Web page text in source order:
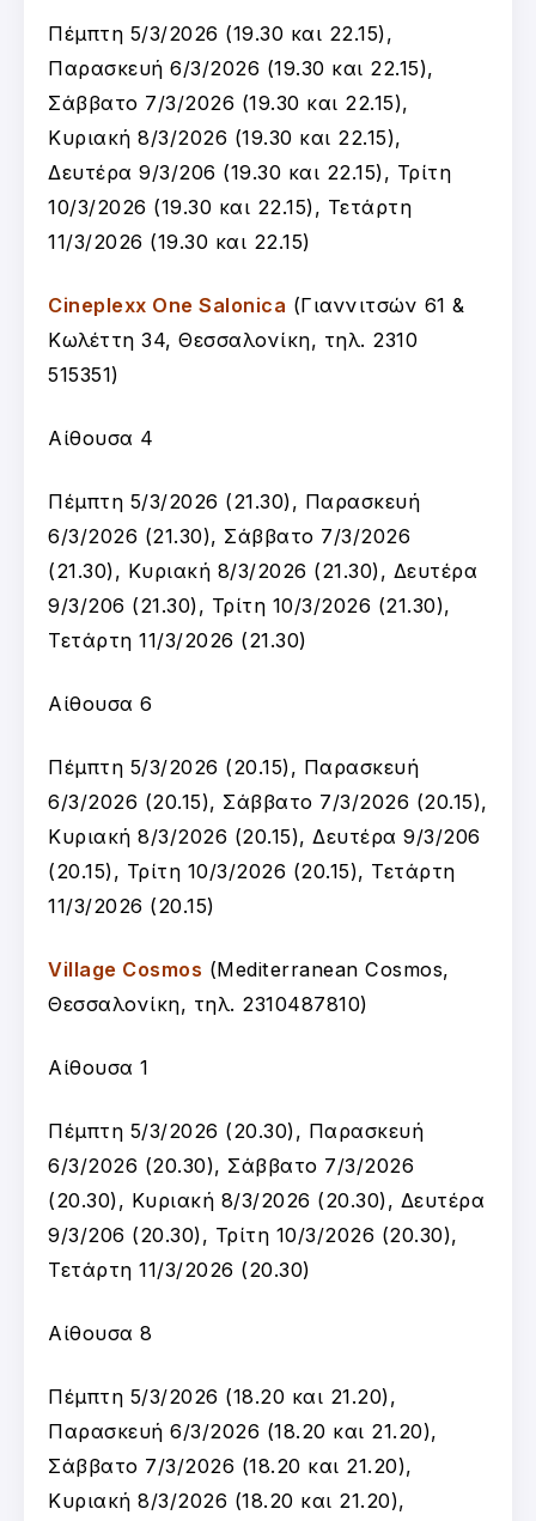
Πέμπτη 5/3/2026 (19.30 και 22.15),
Παρασκευή 6/3/2026 (19.30 και 22.15),
Σάββατο 7/3/2026 (19.30 και 22.15),
Κυριακή 8/3/2026 (19.30 και 22.15),
Δευτέρα 9/3/206 (19.30 και 22.15), Τρίτη
10/3/2026 (19.30 και 22.15), Τετάρτη
11/3/2026 (19.30 και 22.15)
Cineplexx One Salonica (Γιαννιτσών 61 &
Κωλέττη 34, Θεσσαλονίκη, τηλ. 2310
515351)
Αίθουσα 4
Πέμπτη 5/3/2026 (21.30), Παρασκευή
6/3/2026 (21.30), Σάββατο 7/3/2026
(21.30), Κυριακή 8/3/2026 (21.30), Δευτέρα
9/3/206 (21.30), Τρίτη 10/3/2026 (21.30),
Τετάρτη 11/3/2026 (21.30)
Αίθουσα 6
Πέμπτη 5/3/2026 (20.15), Παρασκευή
6/3/2026 (20.15), Σάββατο 7/3/2026 (20.15),
Κυριακή 8/3/2026 (20.15), Δευτέρα 9/3/206
(20.15), Τρίτη 10/3/2026 (20.15), Τετάρτη
11/3/2026 (20.15)
Village Cosmos (Mediterranean Cosmos,
Θεσσαλονίκη, τηλ. 2310487810)
Αίθουσα 1
Πέμπτη 5/3/2026 (20.30), Παρασκευή
6/3/2026 (20.30), Σάββατο 7/3/2026
(20.30), Κυριακή 8/3/2026 (20.30), Δευτέρα
9/3/206 (20.30), Τρίτη 10/3/2026 (20.30),
Τετάρτη 11/3/2026 (20.30)
Αίθουσα 8
Πέμπτη 5/3/2026 (18.20 και 21.20),
Παρασκευή 6/3/2026 (18.20 και 21.20),
Σάββατο 7/3/2026 (18.20 και 21.20),
Κυριακή 8/3/2026 (18.20 και 21.20),